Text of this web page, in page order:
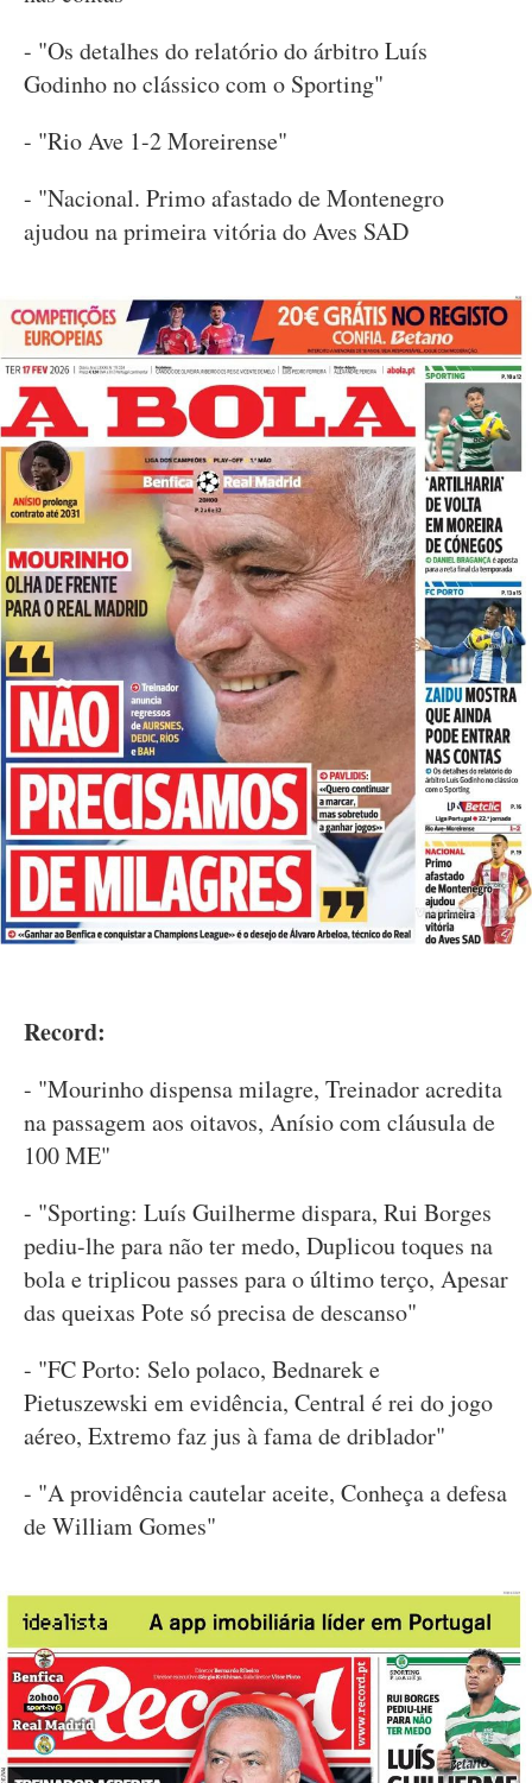
- "Os detalhes do relatório do árbitro Luís
Godinho no clássico com o Sporting"
- "Rio Ave 1-2 Moreirense"
- "Nacional. Primo afastado de Montenegro
ajudou na primeira vitória do Aves SAD
Record:
- "Mourinho dispensa milagre, Treinador acredita
na passagem aos oitavos, Anísio com cláusula de
100 ME"
- "Sporting: Luís Guilherme dispara, Rui Borges
pediu-lhe para não ter medo, Duplicou toques na
bola e triplicou passes para o último terço, Apesar
das queixas Pote só precisa de descanso"
- "FC Porto: Selo polaco, Bednarek e
Pietuszewski em evidência, Central é rei do jogo
aéreo, Extremo faz jus à fama de driblador"
- "A providência cautelar aceite, Conheça a defesa
de William Gomes"